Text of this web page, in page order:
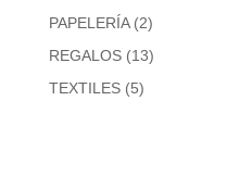
productos
PAPELERÍA 22
productos
REGALOS 1313
TEXTILES 55